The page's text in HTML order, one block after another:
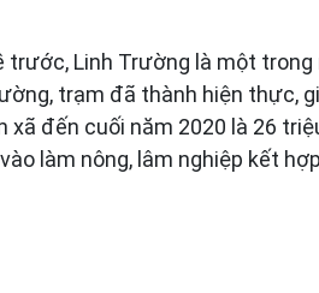
Linh Trường là một
trạm đã thành hiện thực,
đến cuối năm 2020 là 26
làm nông, lâm nghiệp kết